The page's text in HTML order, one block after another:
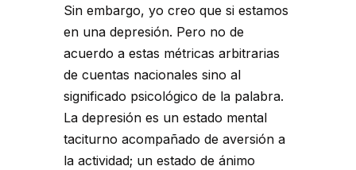
Sin embargo, yo creo que si estamos
en una depresión. Pero no de
acuerdo a estas métricas arbitrarias
de cuentas nacionales sino al
significado psicológico de la palabra.
La depresión es un estado mental
taciturno acompañado de aversión a
la actividad; un estado de ánimo